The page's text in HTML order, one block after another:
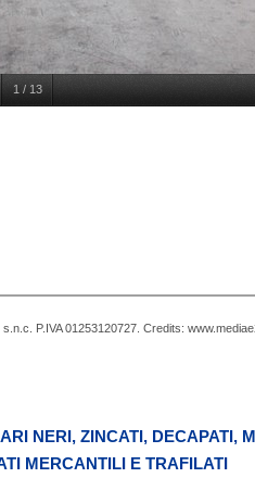
1 / 13
NERI, ZINCATI, DECAPATI,
MERCANTILI E TRAFILATI
P.IVA 01253120727. Credits: